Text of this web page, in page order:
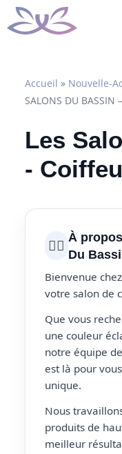
Aller
au
Accueil » Nouvelle-
SALONS DU
Les
-
💇‍♀️ À
Du
Bienvenue chez
votre salon de
Que vous
une couleur
notre équipe
est là pour
unique.
Nous
produits de
meilleur